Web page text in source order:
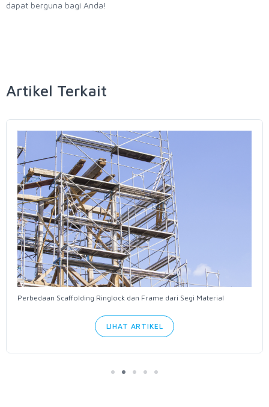
dapat berguna bagi Anda!
Artikel Terkait
Perbedaan Scaffolding Ringlock dan Frame dari Segi Material
LIHAT ARTIKEL